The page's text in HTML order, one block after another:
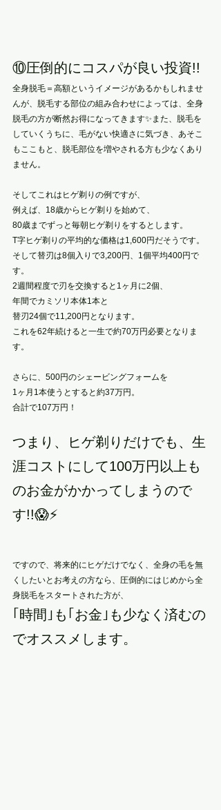
⑩圧倒的にコスパが良い投資!!
全身脱毛＝高額というイメージがあるかもしれませ
んが、脱毛する部位の組み合わせによっては、全身
脱毛の方が断然お得になってきます✨また、脱毛を
していくうちに、毛がない快適さに気づき、あそこ
もここもと、脱毛部位を増やされる方も少なくあり
ません。
そしてこれはヒゲ剃りの例ですが、
例えば、18歳からヒゲ剃りを始めて、
80歳までずっと毎朝ヒゲ剃りをするとします。
T字ヒゲ剃りの平均的な価格は1,600円だそうです。
そして替刃は8個入りで3,200円、1個平均400円で
す。
2週間程度で刃を交換すると1ヶ月に2個、
年間でカミソリ本体1本と
替刃24個で11,200円となります。
これを62年続けると一生で約70万円必要となりま
す。
さらに、500円のシェービングフォームを
1ヶ月1本使うとすると約37万円。
合計で107万円！
つまり、ヒゲ剃りだけでも、生
涯コストにして100万円以上も
のお金がかかってしまうので
す!!😱⚡️
ですので、将来的にヒゲだけでなく、全身の毛を無
くしたいとお考えの方なら、圧倒的にはじめから全
身脱毛をスタートされた方が、
｢時間｣も｢お金｣も少なく済むの
でオススメします。